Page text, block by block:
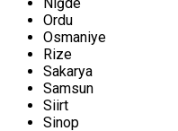
Ordu
Osmaniye
Rize
Sakarya
Samsun
Siirt
Sinop